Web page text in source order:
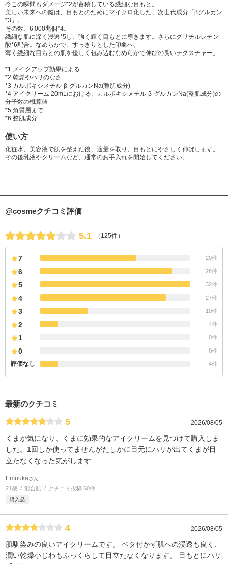
今この瞬間もダメージ*2が蓄積している繊細な目もと。
美しい未来への鍵は、目もとのためにマイクロ化した、次世代成分「βグルカン
*3」。
その数、6,000兆個*4。
繊細な肌に深く浸透*5し、強く輝く目もとに導きます。さらにグリチルレチン
酸*6配合。なめらかで、すっきりとした印象へ。
薄く繊細な目もとの肌を優しく包み込むなめらかで伸びの良いテクスチャー。
*1 メイクアップ効果による
*2 乾燥やハリのなさ
*3 カルボキシメチル-β-グルカンNa(整肌成分)
*4 アイクリーム 20mLにおける、カルボキシメチル-β-グルカンNa(整肌成分)の
分子数の概算値
*5 角質層まで
*6 整肌成分
使い方
化粧水、美容液で肌を整えた後、適量を取り、目もとにやさしく伸ばします。
その後乳液やクリームなど、通常のお手入れを開始してください。
@cosmeクチコミ評価
5.1 （125件）
7 20件
6 28件
5 32件
4 27件
3 10件
2 4件
1 0件
0 0件
評価なし 4件
最新のクチコミ
5 2026/08/05
くまが気になり、くまに効果的なアイクリームを見つけて購入しま
した。1回しか使ってませんがたしかに目元にハリが出てくまが目
立たなくなった気がします
Emuukaさん
21歳 混合肌 クチコミ投稿 60件
購入品
4 2026/08/05
肌馴染みの良いアイクリームです。 ベタ付かず肌への浸透も良く、
潤い乾燥小じわもふっくらして目立たなくなります。 目もとにハリ